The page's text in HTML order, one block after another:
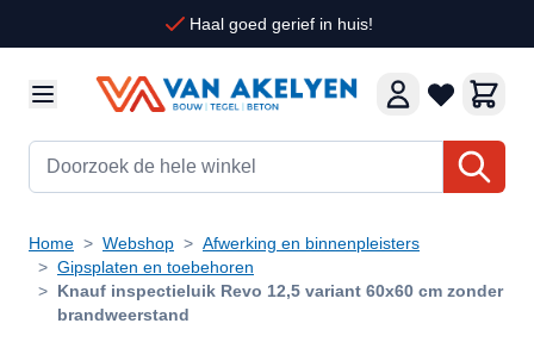
Haal goed gerief in huis!
Doorzoek de hele winkel
Home > Webshop > Afwerking en binnenpleisters
> Gipsplaten en toebehoren
> Knauf inspectieluik Revo 12,5 variant 60x60 cm zonder
brandweerstand